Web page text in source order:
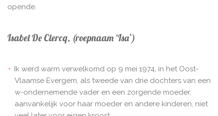
opende.
Isabel De Clercq, (roepnaam ‘Isa’)
Ik werd warm verwelkomd op 9 mei 1974, in het Oost-
Vlaamse Evergem, als tweede van drie dochters van een
w-ondernemende vader en een zorgende moeder,
aanvankelijk voor haar moeder en andere kinderen, niet